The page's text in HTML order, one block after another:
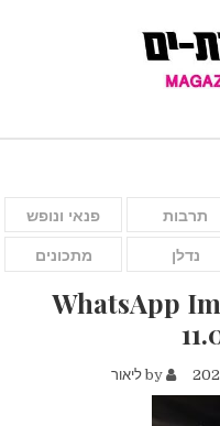
תרבות פנאי ונופש
נדלן מתכונים
WhatsApp
by ליאור